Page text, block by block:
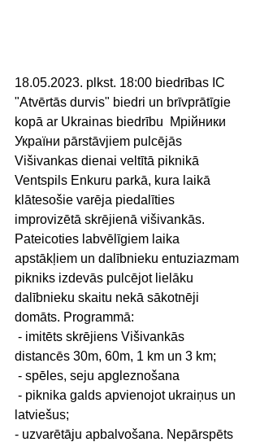
18.05.2023. plkst. 18:00 biedrības IC
"Atvērtās durvis" biedri un brīvprātīgie
kopā ar Ukrainas biedrību  Мрійники
України pārstāvjiem pulcējās
Višivankas dienai veltītā piknikā
Ventspils Enkuru parkā, kura laikā
klātesošie varēja piedalīties
improvizētā skrējienā višivankās.
Pateicoties labvēlīgiem laika
apstākļiem un dalībnieku entuziazmam
pikniks izdevās pulcējot lielāku
dalībnieku skaitu nekā sākotnēji
domāts. Programmā:
distancēs 30m, 60m, 1 km un 3 km;
- spēles, seju apgleznošana
latviešus;
- uzvarētāju apbalvošana. Nepārspēts